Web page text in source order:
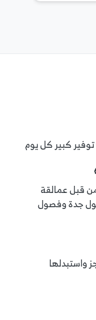
كبير كل يوم
قبل عمالقة
جدة وفصول
واستبدلها